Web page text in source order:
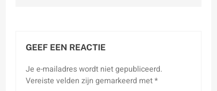
GEEF EEN REACTIE
Je e-mailadres wordt niet gepubliceerd.
Vereiste velden zijn gemarkeerd met*